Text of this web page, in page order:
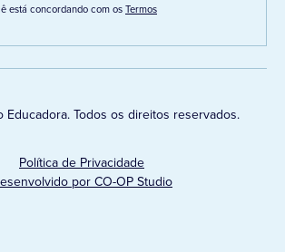
está concordando com osTermos
Todos os direitos reservados.
Política de Privacidade
por CO-OP Studio